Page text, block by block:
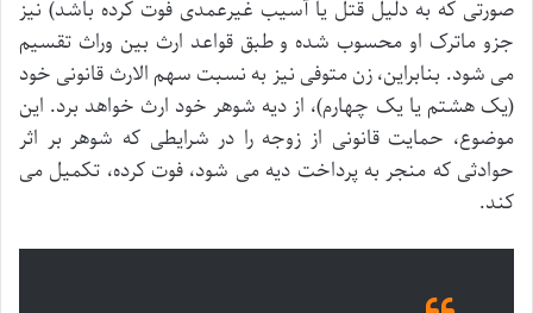
صورتی که به دلیل قتل یا آسیب غیرعمدی فوت کرده باشد) نیز
جزو ماترک او محسوب شده و طبق قواعد ارث بین وراث تقسیم
می شود. بنابراین، زن متوفی نیز به نسبت سهم الارث قانونی خود
(یک هشتم یا یک چهارم)، از دیه شوهر خود ارث خواهد برد. این
موضوع، حمایت قانونی از زوجه را در شرایطی که شوهر بر اثر
حوادثی که منجر به پرداخت دیه می شود، فوت کرده، تکمیل می
کند.